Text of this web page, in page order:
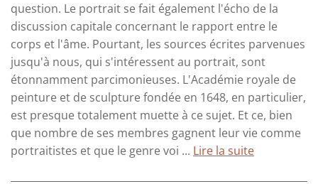
question. Le portrait se fait également l'écho de la
discussion capitale concernant le rapport entre le
corps et l'âme. Pourtant, les sources écrites parvenues
jusqu'à nous, qui s'intéressent au portrait, sont
étonnamment parcimonieuses. L'Académie royale de
peinture et de sculpture fondée en 1648, en particulier,
est presque totalement muette à ce sujet. Et ce, bien
que nombre de ses membres gagnent leur vie comme
portraitistes et que le genre voi ... Lire la suite